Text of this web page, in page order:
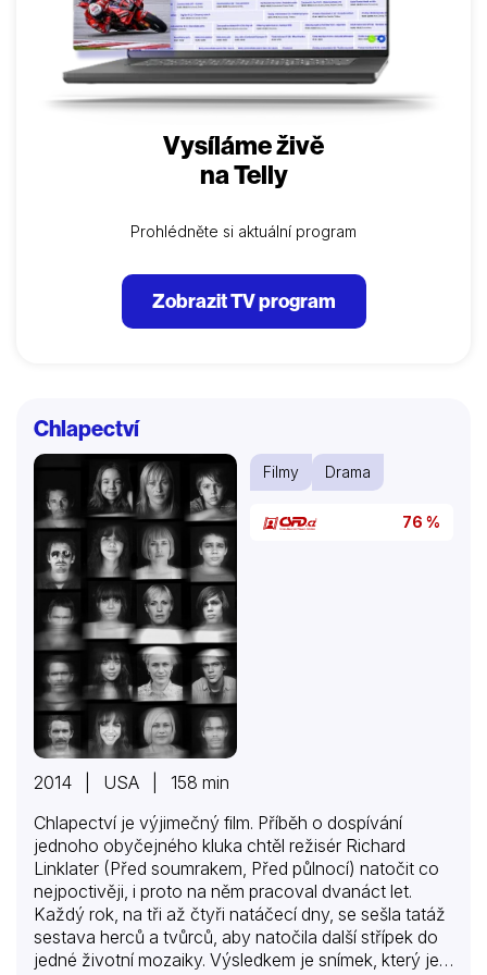
Vysíláme živě
na Telly
Prohlédněte si aktuální program
Zobrazit TV program
Chlapectví
Filmy Drama
76 %
2014 | USA | 158 min
Chlapectví je výjimečný film. Příběh o dospívání
jednoho obyčejného kluka chtěl režisér Richard
Linklater (Před soumrakem, Před půlnocí) natočit co
nejpoctivěji, i proto na něm pracoval dvanáct let.
Každý rok, na tři až čtyři natáčecí dny, se sešla tatáž
sestava herců a tvůrců, aby natočila další střípek do
jedné životní mozaiky. Výsledkem je snímek, který je